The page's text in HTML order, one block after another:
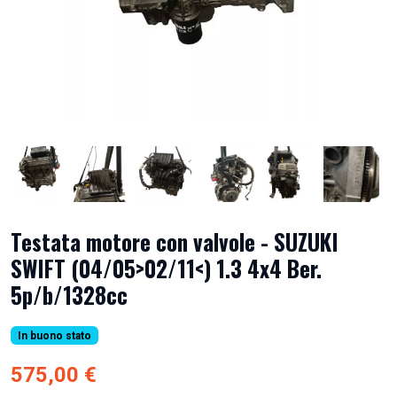
Testata motore con valvole - SUZUKI
SWIFT (04/05>02/11<) 1.3 4x4 Ber.
5p/b/1328cc
In buono stato
575,00 €